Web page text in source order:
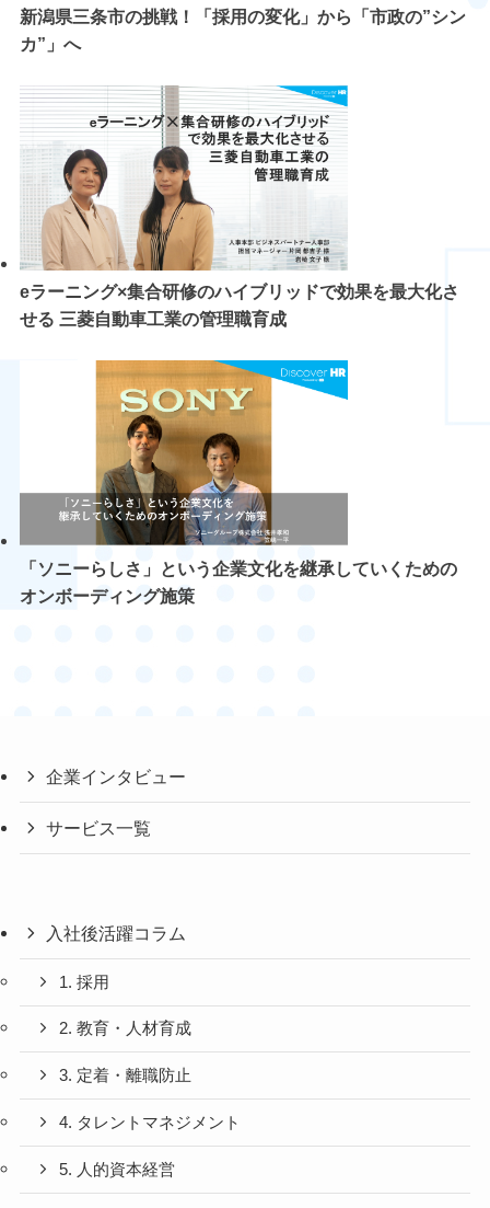
新潟県三条市の挑戦！「採用の変化」から「市政の”シン
カ”」へ
eラーニング×集合研修のハイブリッドで効果を最大化さ
せる 三菱自動車工業の管理職育成
「ソニーらしさ」という企業文化を継承していくための
オンボーディング施策
企業インタビュー
サービス一覧
入社後活躍コラム
1. 採用
2. 教育・人材育成
3. 定着・離職防止
4. タレントマネジメント
5. 人的資本経営